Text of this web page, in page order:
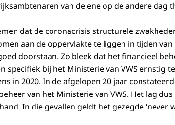
van de ene op de andere dag
dat de coronacrisis structurele
aan de oppervlakte te liggen in tijden
doorstaan. Zo bleek dat het financieel
specifiek bij het Ministerie van VWS ernstig
in 2020. In de afgelopen 20 jaar
van het Ministerie van VWS. Het lag
In die gevallen geldt het gezegde ‘never